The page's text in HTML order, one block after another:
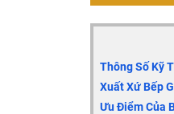
Thông Số Kỹ
Xuất Xứ Bếp
Ưu Điểm Của